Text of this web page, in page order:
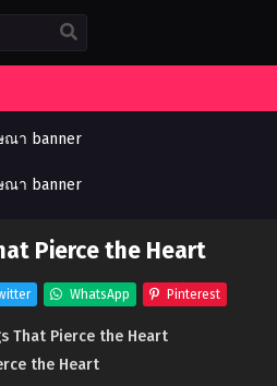
Pierce the Heart
WhatsApp Pinterest
That Pierce the Heart
the Heart